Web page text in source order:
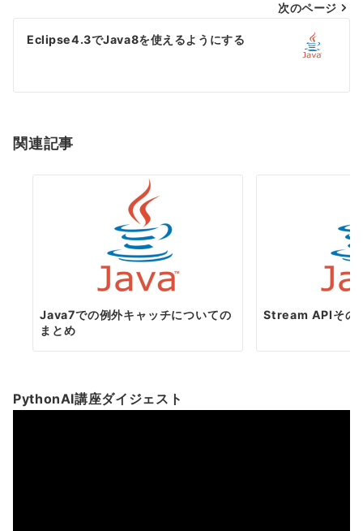
稿
ビ
ー
次のページ
Eclipse4.3でJava8を使えるようにする
関連記事
Java7での例外キャッチについての
まとめ
Stream APIその
PythonAI講座ダイジェスト